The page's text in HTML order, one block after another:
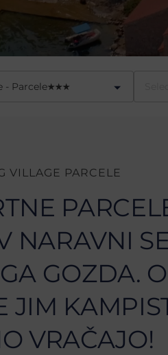
- Parcele★★★
VILLAGE PARCELE
NARAVNI
GOZDA.
JIM
VRAČAJO!